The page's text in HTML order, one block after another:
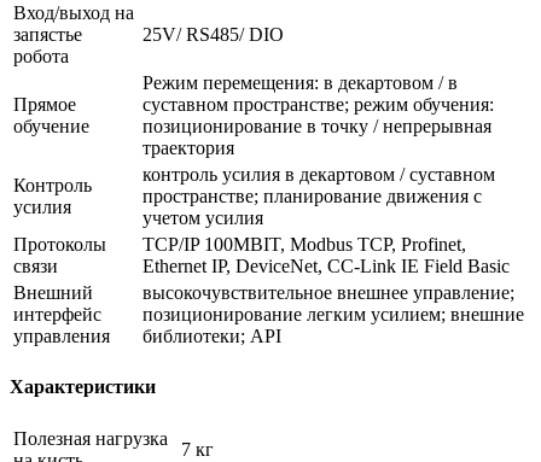
Вход/выход на
запястье
робота
25V/ RS485/ DIO
Прямое
обучение
Режим перемещения: в декартовом / в
суставном пространстве; режим обучения:
позиционирование в точку / непрерывная
траектория
Контроль
усилия
контроль усилия в декартовом / суставном
пространстве; планирование движения с
учетом усилия
Протоколы
связи
TCP/IP 100MBIT, Modbus TCP, Profinet,
Ethernet IP, DeviceNet, CC-Link IE Field Basic
Внешний
интерфейс
управления
высокочувствительное внешнее управление;
позиционирование легким усилием; внешние
библиотеки; API
Характеристики
Полезная нагрузка
7 кг